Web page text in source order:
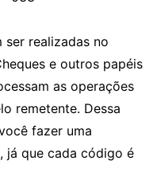
ser realizadas no
e outros papéis
as operações
remetente. Dessa
fazer uma
já que cada código é